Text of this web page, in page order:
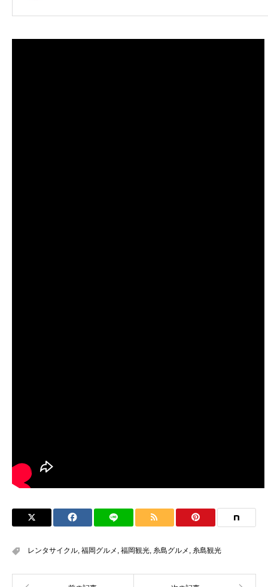
レンタサイクル 福岡グルメ 福岡観光 糸島グルメ 糸島観光